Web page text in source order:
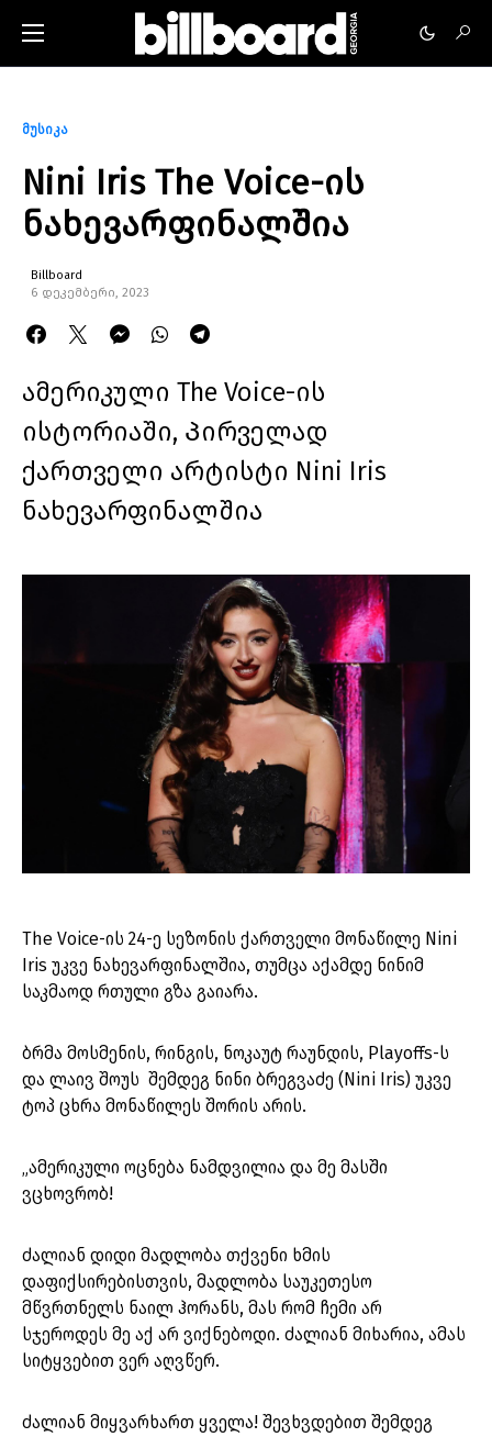
მუსიკა
Nini Iris The Voice-ის
ნახევარფინალშია
Billboard
6 დეკემბერი, 2023
ამერიკული The Voice-ის
ისტორიაში, Პირველად
ქართველი არტისტი Nini Iris
ნახევარფინალშია
The Voice-ის 24-ე სეზონის ქართველი მონაწილე Nini
Iris უკვე ნახევარფინალშია, თუმცა აქამდე ნინიმ
საკმაოდ რთული გზა გაიარა.
ბრმა მოსმენის, რინგის, ნოკაუტ რაუნდის, Playoffs-ს
და ლაივ შოუს შემდეგ ნინი ბრეგვაძე (Nini Iris) უკვე
ტოპ ცხრა მონაწილეს შორის არის.
„ამერიკული ოცნება ნამდვილია და მე მასში
ვცხოვრობ!
ძალიან დიდი მადლობა თქვენი ხმის
დაფიქსირებისთვის, მადლობა საუკეთესო
მწვრთნელს ნაილ ჰორანს, მას რომ ჩემი არ
სჯეროდეს მე აქ არ ვიქნებოდი. ძალიან მიხარია, ამას
სიტყვებით ვერ აღვწერ.
ძალიან მიყვარხართ ყველა! შევხვდებით შემდეგ